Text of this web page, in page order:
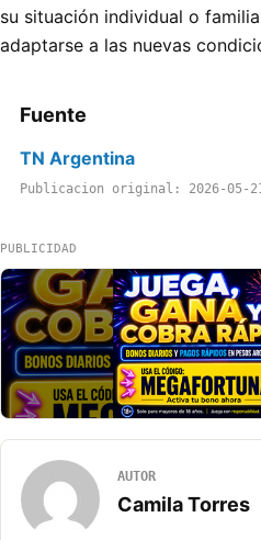
su situación individual o
adaptarse a las nuevas
Fuente
TN Argentina
Publicacion original: 2026-05-
PUBLICIDAD
AUTOR
Camila Torres